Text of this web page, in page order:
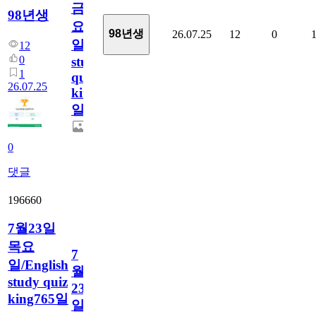
98년생
12
0
1
26.07.25
0
댓글
금
요
일/English
study
quiz
king766
일
98년생 26.07.25 12 0 1
196660
7월23일
목요
일/English
study quiz
king765일
7
월
23
일